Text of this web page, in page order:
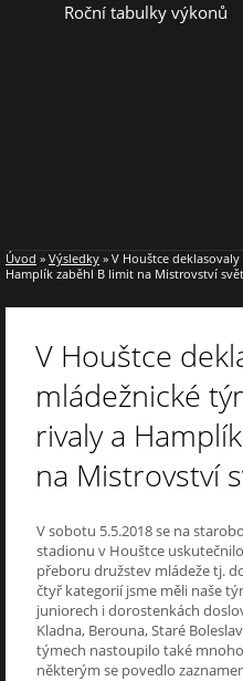
Roční tabulky výkonů
Úvod » Výsledky » V Houštce
Hamplík zaběhl B limit na Mistrovství
V Houštce
mládežnické
rivaly a
na Mistrovství
V sobotu 5.5.2018 se na
stadionu v Houštce
přeboru družstev mládeže tj.
čtyř kategorií jsme měli naše
juniorech i dorostenkách
Kladna, Berouna, Staré
týmech nastoupilo také
některým se povedlo